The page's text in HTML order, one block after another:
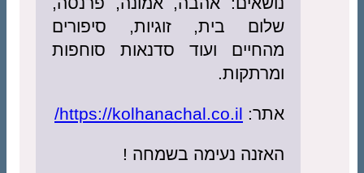
שלום בית, זוגיות, סיפורים
מהחיים ועוד סדנאות סוחפות
ומרתקות.
אתר: https://kolhanachal.co.il/
האזנה נעימה בשמחה !